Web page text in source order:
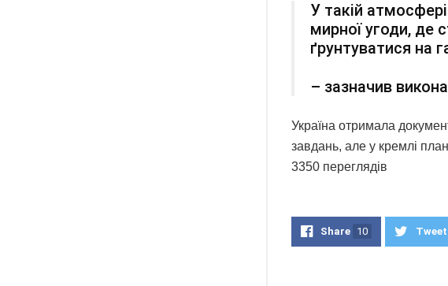
У такій
мирної угоди, де
ґрунтуватися на
– зазначив
Україна отримала
завдань, але у кремлі
3350 переглядiв
Share 10 Tweet